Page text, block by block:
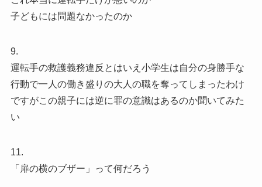
子どもには問題なかったのか
9.
運転手の救護義務違反とはいえ小学生は自分の身勝手な
行動で一人の働き盛りの大人の職を奪ってしまったわけ
ですがこの親子には逆に罪の意識はあるのか聞いてみた
い
11.
「扉の横のブザー」って何だろう